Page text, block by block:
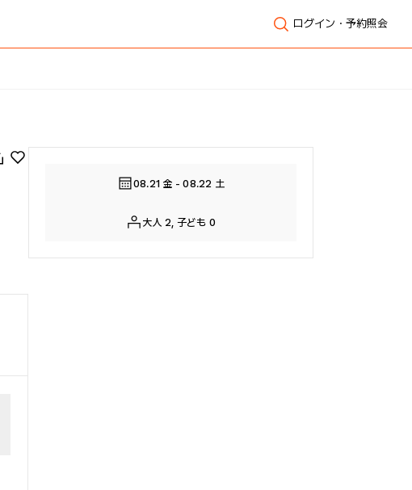
ログイン・予約照会
08.21 金 - 08.22 土
大人 2, 子ども 0